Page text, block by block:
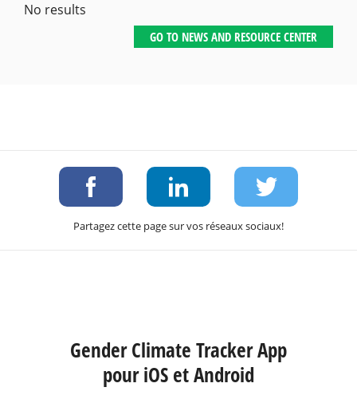
No results
GO TO NEWS AND RESOURCE CENTER
Partagez cette page sur vos réseaux sociaux!
Gender Climate Tracker App
pour iOS et Android